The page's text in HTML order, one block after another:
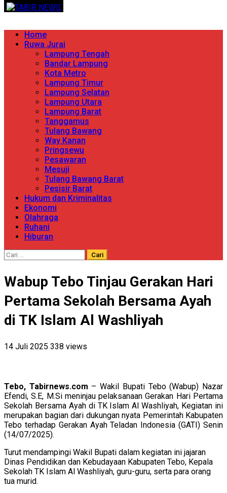
Skip
content
TERPERCAYA MENYINGKAP BERITA
Primary
Menu
Home
Ruwa Jurai
Lampung Tengah
Bandar Lampung
Kota Metro
Lampung Timur
Lampung Selatan
Lampung Utara
Lampung Barat
Tanggamus
Tulang Bawang
Way Kanan
Pringsewu
Pesawaran
Mesuji
Tulang Bawang Barat
Pesisir Barat
Hukum dan Kriminalitas
Ekonomi
Olahraga
Ruhani
Hiburan
Cari
Wabup Tebo Tinjau Gerakan Hari
Pertama Sekolah Bersama Ayah
di TK Islam Al Washliyah
14 Juli 2025 338 views
Tebo, Tabirnews.com – Wakil Bupati Tebo (Wabup) Nazar
Efendi, S.E, M.Si meninjau pelaksanaan Gerakan Hari Pertama
Sekolah Bersama Ayah di TK Islam Al Washliyah, Kegiatan ini
merupakan bagian dari dukungan nyata Pemerintah Kabupaten
Tebo terhadap Gerakan Ayah Teladan Indonesia (GATI) Senin
(14/07/2025).
Turut mendampingi Wakil Bupati dalam kegiatan ini jajaran
Dinas Pendidikan dan Kebudayaan Kabupaten Tebo, Kepala
Sekolah TK Islam Al Washliyah, guru-guru, serta para orang
tua murid.